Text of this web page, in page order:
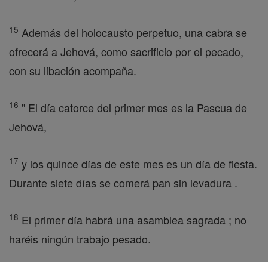
15 Además del holocausto perpetuo, una cabra se
ofrecerá a Jehová, como sacrificio por el pecado,
con su libación acompaña.
16 " El día catorce del primer mes es la Pascua de
Jehová,
17 y los quince días de este mes es un día de fiesta.
Durante siete días se comerá pan sin levadura .
18 El primer día habrá una asamblea sagrada ; no
haréis ningún trabajo pesado.